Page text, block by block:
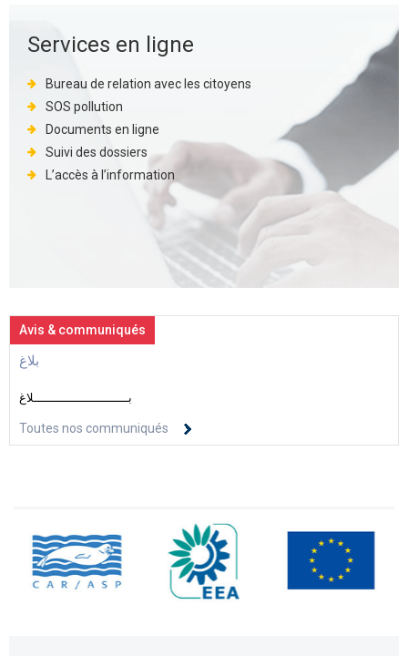
Services en ligne
Bureau de relation avec les citoyens
SOS pollution
Documents en ligne
Suivi des dossiers
L’accès à l’information
Avis & communiqués
بلاغ
بــــــــــــــــــــــــــلاغ
Toutes nos communiqués